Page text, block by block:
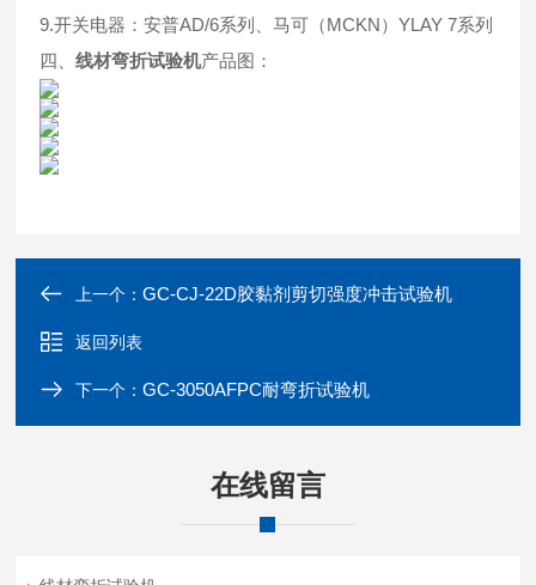
9.开关电器：安普AD/6系列、马可（MCKN）YLAY 7系列
四、线材弯折试验机产品图：
上一个：GC-CJ-22D胶黏剂剪切强度冲击试验机
返回列表
下一个：GC-3050AFPC耐弯折试验机
在线留言